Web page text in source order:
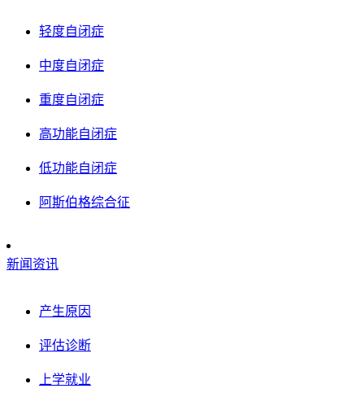
轻度自闭症
中度自闭症
重度自闭症
高功能自闭症
低功能自闭症
阿斯伯格综合征
新闻资讯
产生原因
评估诊断
上学就业